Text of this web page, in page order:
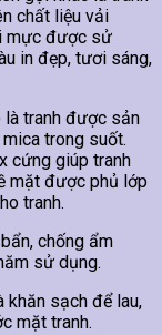
chất liệu vải
mực được sử
in đẹp, tươi sáng,
là tranh được sản
trong suốt.
cứng giúp tranh
mặt được phủ lớp
tranh.
chống ẩm
sử dụng.
khăn sạch để lau,
mặt tranh.